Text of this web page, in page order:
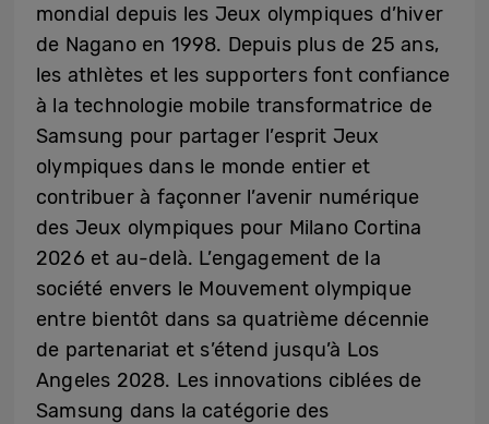
mondial depuis les Jeux olympiques d’hiver
de Nagano en 1998. Depuis plus de 25 ans,
les athlètes et les supporters font confiance
à la technologie mobile transformatrice de
Samsung pour partager l’esprit Jeux
olympiques dans le monde entier et
contribuer à façonner l’avenir numérique
des Jeux olympiques pour Milano Cortina
2026 et au-delà. L’engagement de la
société envers le Mouvement olympique
entre bientôt dans sa quatrième décennie
de partenariat et s’étend jusqu’à Los
Angeles 2028. Les innovations ciblées de
Samsung dans la catégorie des